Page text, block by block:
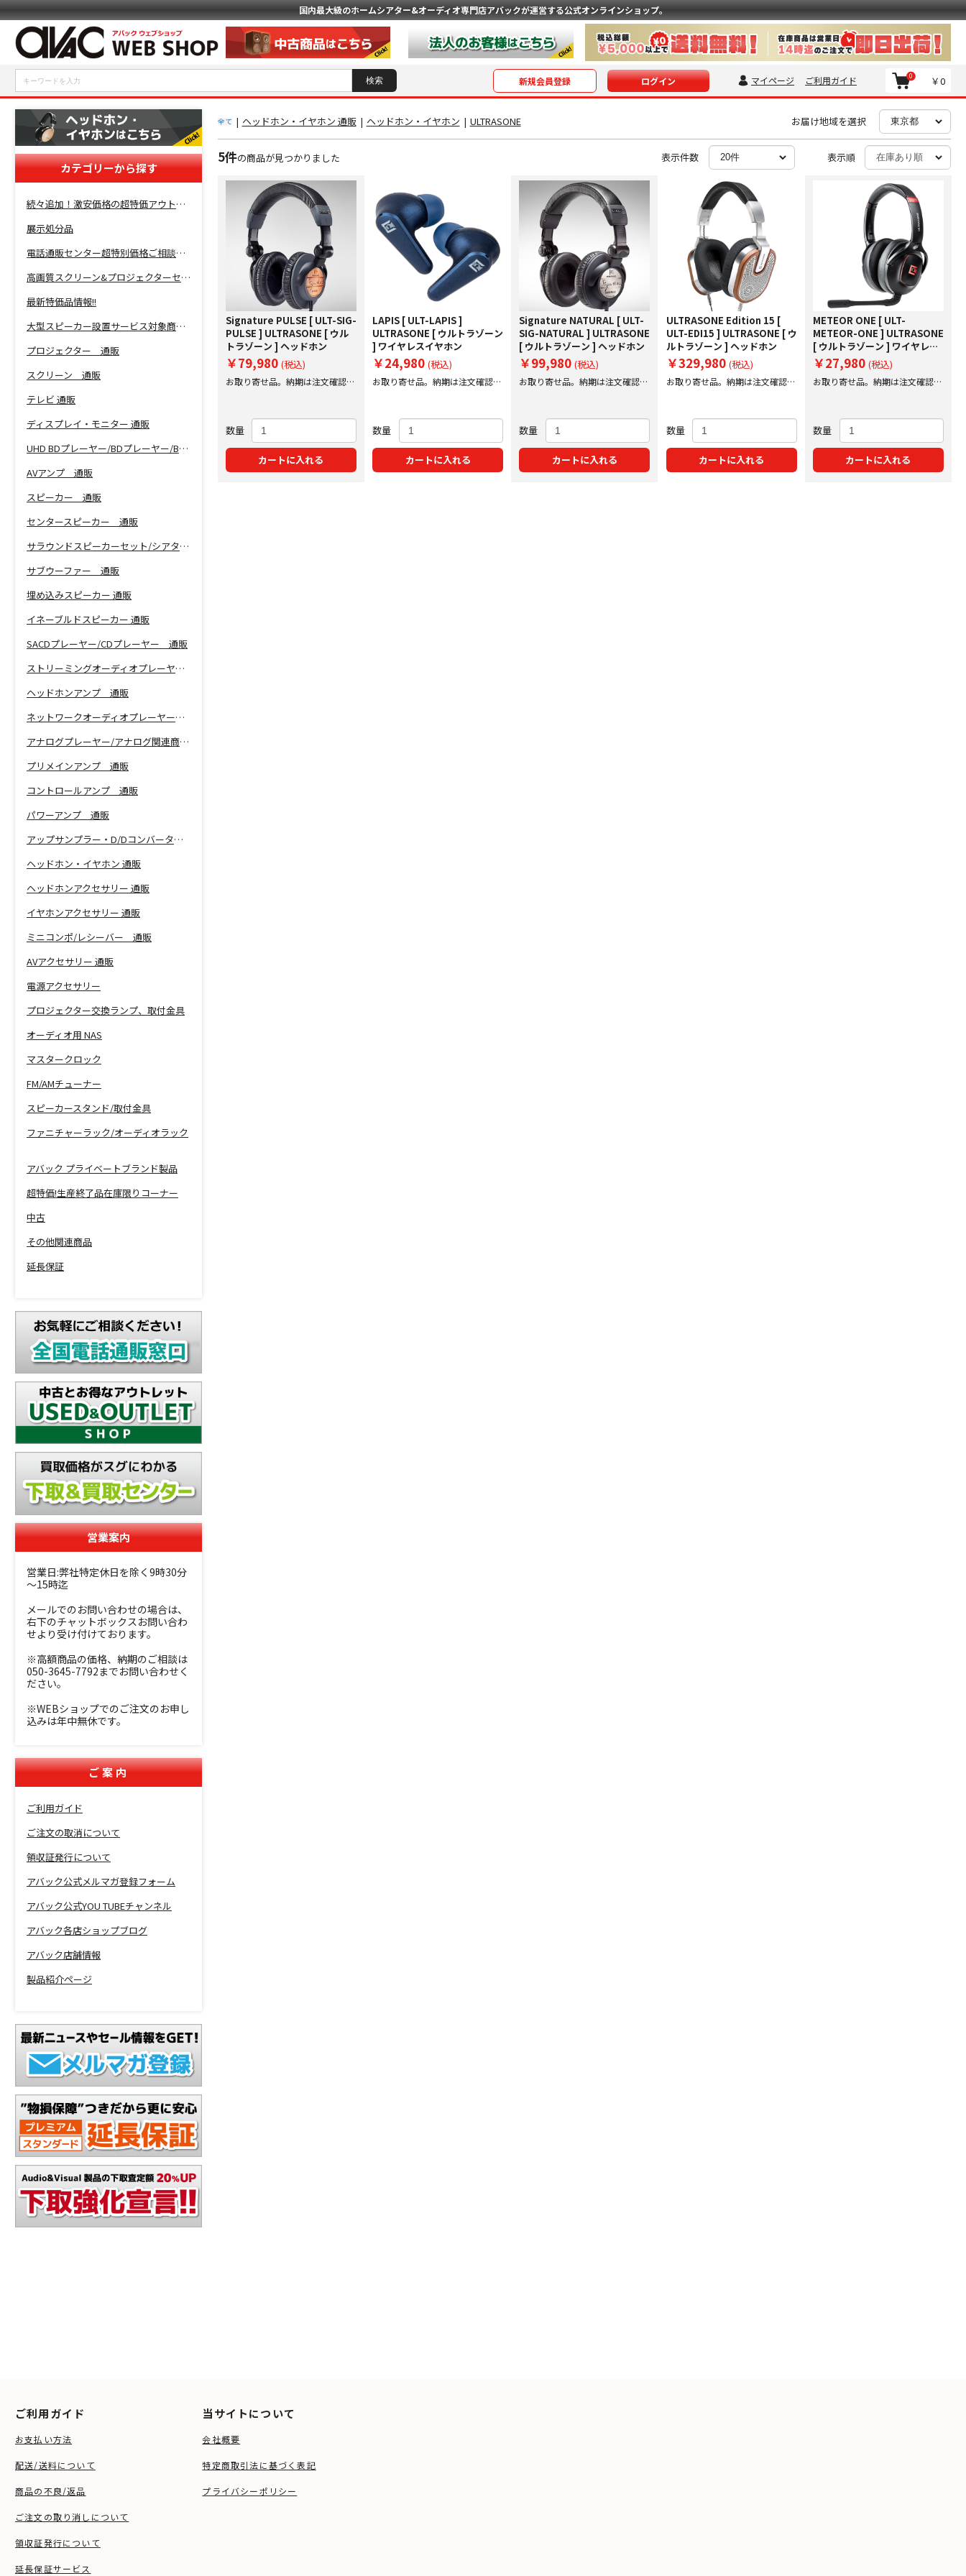
国内最大級のホームシアター&オーディオ専門店アバックが運営する公式オンラインショップ。
新規会員登録 ログイン マイページ ご利用ガイド ￥0
0
カテゴリーから探す
続々追加！激安価格の超特価アウトレットセール開催！
展示処分品
電話通販センター超特別価格ご相談コーナー！
高画質スクリーン&プロジェクターセット超特価！
最新特価品情報!!
大型スピーカー設置サービス対象商品！
プロジェクター 通販
スクリーン 通販
テレビ 通販
ディスプレイ・モニター 通販
UHD BDプレーヤー/BDプレーヤー/BDレコーダー 通販
AVアンプ 通販
スピーカー 通販
センタースピーカー 通販
サラウンドスピーカーセット/シアターバー 通販
サブウーファー 通販
埋め込みスピーカー 通販
イネーブルドスピーカー 通販
SACDプレーヤー/CDプレーヤー 通販
ストリーミングオーディオプレーヤー 通販
ヘッドホンアンプ 通販
ネットワークオーディオプレーヤー 通販
アナログプレーヤー/アナログ関連商品 通販
プリメインアンプ 通販
コントロールアンプ 通販
パワーアンプ 通販
アップサンプラー・D/Dコンバーター 通販
ヘッドホン・イヤホン 通販
ヘッドホンアクセサリー 通販
イヤホンアクセサリー 通販
ミニコンポ/レシーバー 通販
AVアクセサリー 通販
電源アクセサリー
プロジェクター交換ランプ、取付金具
オーディオ用 NAS
マスタークロック
FM/AMチューナー
スピーカースタンド/取付金具
ファニチャーラック/オーディオラック
アバック プライベートブランド製品
超特価!生産終了品在庫限りコーナー
中古
その他関連商品
延長保証
営業案内
営業日:弊社特定休日を除く9時30分
～15時迄
メールでのお問い合わせの場合は、
右下のチャットボックスお問い合わ
せより受け付けております。
※高額商品の価格、納期のご相談は
050-3645-7792までお問い合わせく
ださい。
※WEBショップでのご注文のお申し
込みは年中無休です。
ご案内
ご利用ガイド
ご注文の取消について
領収証発行について
アバック公式メルマガ登録フォーム
アバック公式YOU TUBEチャンネル
アバック各店ショップブログ
アバック店舗情報
製品紹介ページ
全て | ヘッドホン・イヤホン 通販 | ヘッドホン・イヤホン | ULTRASONE お届け地域を選択
5件の商品が見つかりました 表示件数 表示順
Signature PULSE [ ULT-SIG-
PULSE ] ULTRASONE [ ウル
トラゾーン ] ヘッドホン
￥79,980 (税込)
お取り寄せ品。納期は注文確認後
数量
カートに入れる
LAPIS [ ULT-LAPIS ]
ULTRASONE [ ウルトラゾーン
] ワイヤレスイヤホン
￥24,980 (税込)
お取り寄せ品。納期は注文確認後
数量
カートに入れる
Signature NATURAL [ ULT-
SIG-NATURAL ] ULTRASONE
[ ウルトラゾーン ] ヘッドホン
￥99,980(税込)
お取り寄せ品。納期は注文確認後
数量
カートに入れる
ULTRASONE Edition 15 [
ULT-EDI15 ] ULTRASONE [ ウ
ルトラゾーン ] ヘッドホン
￥329,980 (税込)
お取り寄せ品。納期は注文確認後
数量
カートに入れる
METEOR ONE [ ULT-
METEOR-ONE ] ULTRASONE
[ ウルトラゾーン ] ワイヤレス
ヘッドホン
￥27,980 (税込)
お取り寄せ品。納期は注文確認後
数量
カートに入れる
ご利用ガイド
お支払い方法
配送/送料について
商品の不良/返品
ご注文の取り消しについて
領収証発行について
延長保証サービス
当サイトについて
会社概要
特定商取引法に基づく表記
プライバシーポリシー